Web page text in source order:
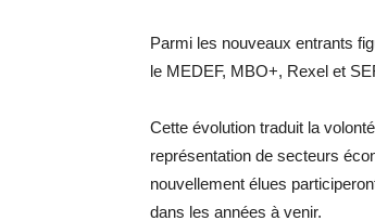
Parmi les nouveaux entrants
le MEDEF, MBO+, Rexel et
Cette évolution traduit la
représentation de secteurs
nouvellement élues
dans les années à venir.